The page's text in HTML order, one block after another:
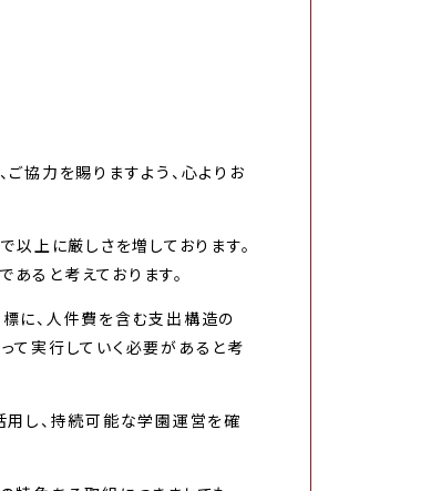
協力を賜りますよう、心よりお
上に厳しさを増しております。
ると考えております。
に、人件費を含む支出構造の
て実行していく必要があると考
用し、持続可能な学園運営を確